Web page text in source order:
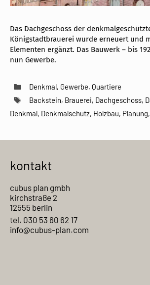
Das Dachgeschoss der
Königstadtbrauerei wurde erneuert und
Elementen ergänzt. Das Bauwerk – bis
nun Gewerbe.
Kategorien
Denkmal, Gewerbe, Quartiere
Schlagwörter
Backstein, Brauerei, Dachgeschoss,
Denkmal, Denkmalschutz, Holzbau, Planung,
kontakt
cubus plan gmbh
kirchstraße 2
12555 berlin
tel. 030 53 60 62 17
info@cubus-plan.com